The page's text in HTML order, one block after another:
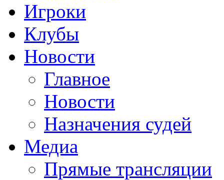
Игроки
Клубы
Новости
Главное
Новости
Назначения судей
Медиа
Прямые трансляции